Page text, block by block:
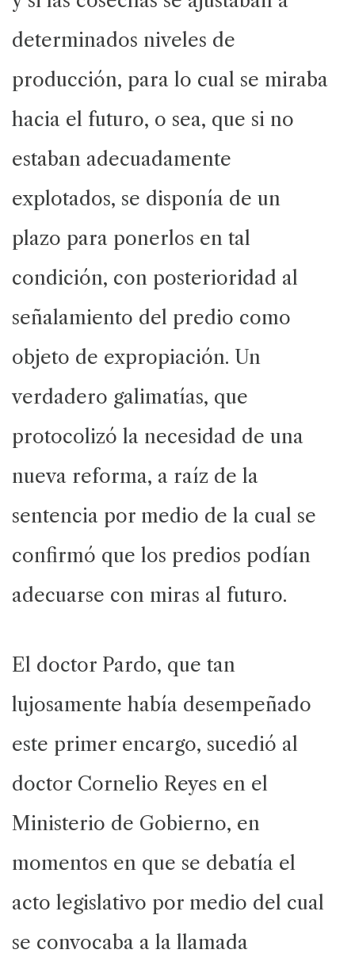
determinados niveles de
producción, para lo cual se miraba
hacia el futuro, o sea, que si no
estaban adecuadamente
explotados, se disponía de un
plazo para ponerlos en tal
condición, con posterioridad al
señalamiento del predio como
objeto de expropiación. Un
verdadero galimatías, que
protocolizó la necesidad de una
nueva reforma, a raíz de la
sentencia por medio de la cual se
confirmó que los predios podían
adecuarse con miras al futuro.
El doctor Pardo, que tan
lujosamente había desempeñado
este primer encargo, sucedió al
doctor Cornelio Reyes en el
Ministerio de Gobierno, en
momentos en que se debatía el
acto legislativo por medio del cual
se convocaba a la llamada